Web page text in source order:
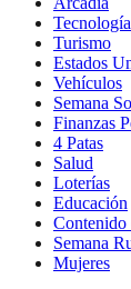
Tecnología
Turismo
Estados
Vehículos
Semana
Finanzas
4 Patas
Salud
Loterías
Educación
Contenido
Semana
Mujeres